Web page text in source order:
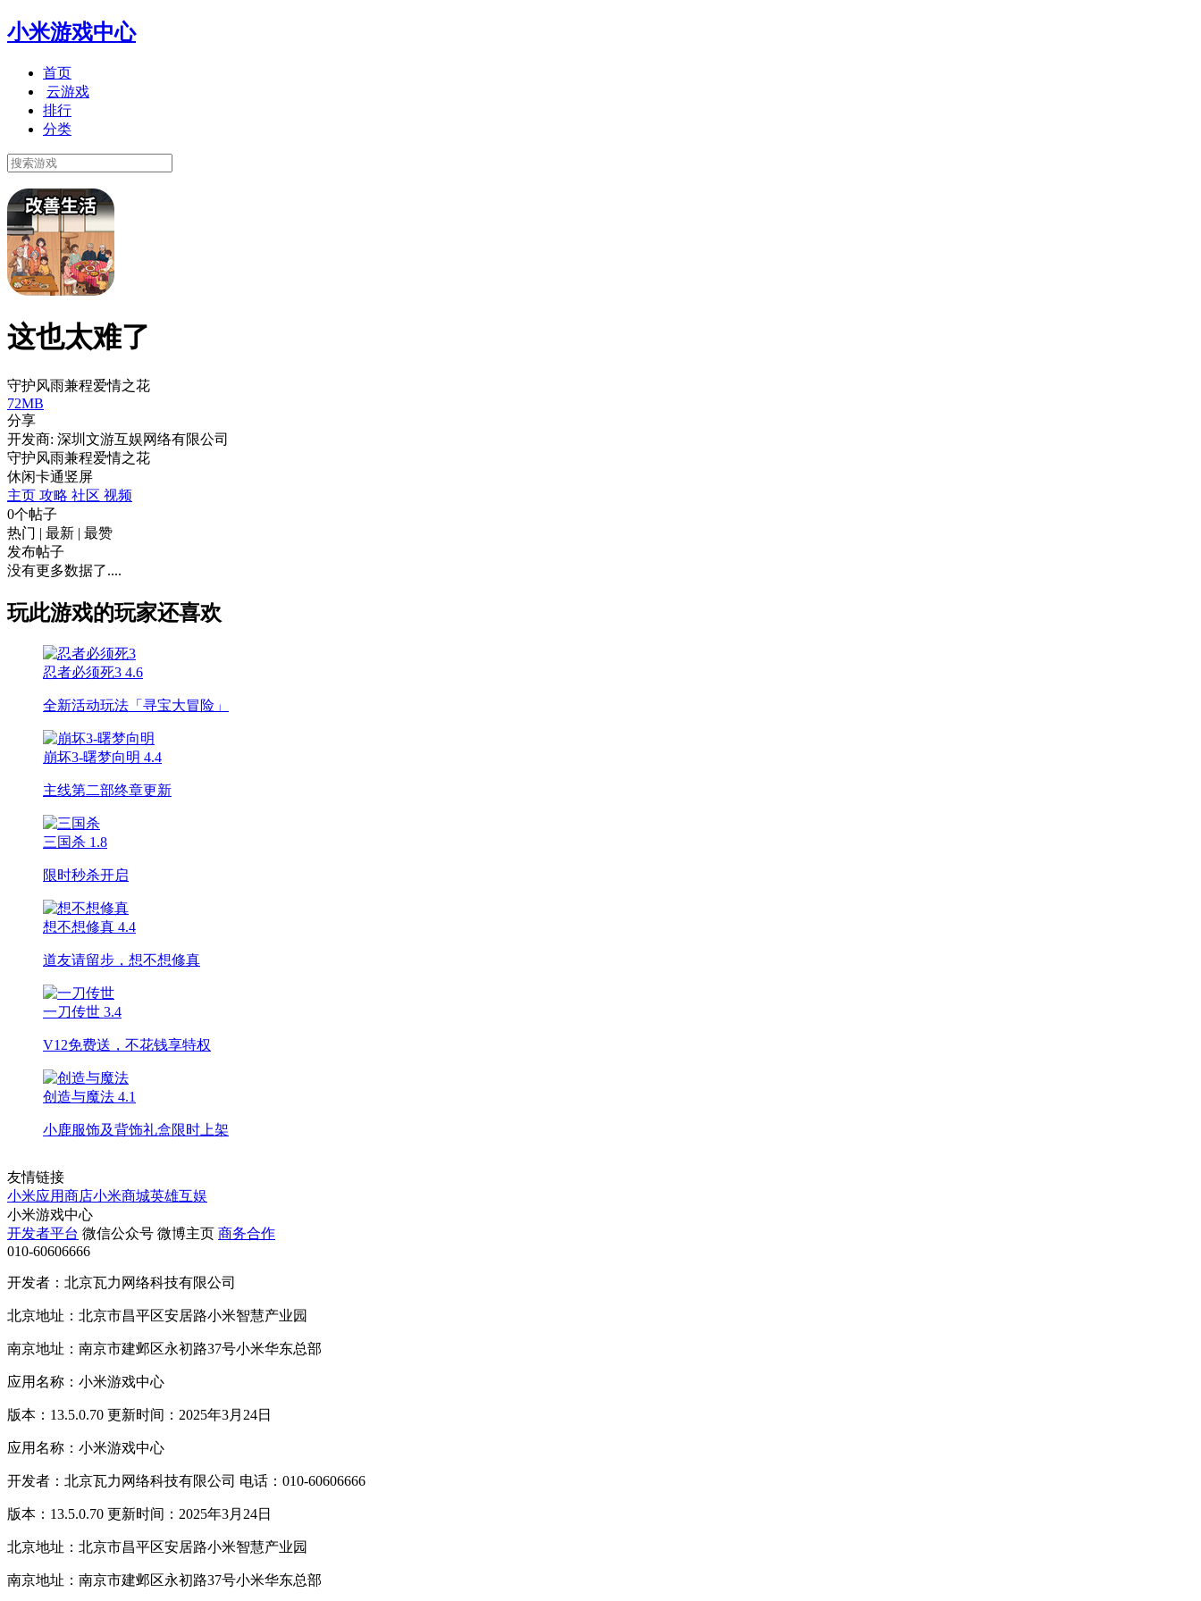
小米游戏中心
首页
云游戏
排行
分类
这也太难了
守护风雨兼程爱情之花
72MB
分享
开发商: 深圳文游互娱网络有限公司
守护风雨兼程爱情之花
休闲卡通竖屏
主页 攻略 社区 视频
0个帖子
热门 | 最新 | 最赞
发布帖子
没有更多数据了....
玩此游戏的玩家还喜欢
忍者必须死3 4.6
全新活动玩法「寻宝大冒险」
崩坏3-曙梦向明 4.4
主线第二部终章更新
三国杀 1.8
限时秒杀开启
想不想修真 4.4
道友请留步，想不想修真
一刀传世 3.4
V12免费送，不花钱享特权
创造与魔法 4.1
小鹿服饰及背饰礼盒限时上架
友情链接
小米应用商店小米商城英雄互娱
小米游戏中心
开发者平台 微信公众号 微博主页 商务合作
010-60606666
开发者：北京瓦力网络科技有限公司
北京地址：北京市昌平区安居路小米智慧产业园
南京地址：南京市建邺区永初路37号小米华东总部
应用名称：小米游戏中心
版本：13.5.0.70 更新时间：2025年3月24日
应用名称：小米游戏中心
开发者：北京瓦力网络科技有限公司 电话：010-60606666
版本：13.5.0.70 更新时间：2025年3月24日
北京地址：北京市昌平区安居路小米智慧产业园
南京地址：南京市建邺区永初路37号小米华东总部